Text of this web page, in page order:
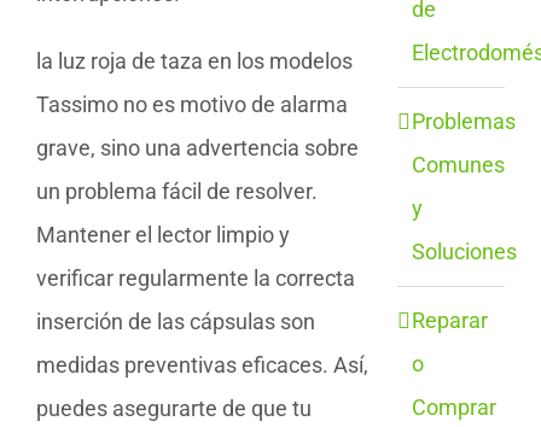
la luz roja de taza en los modelos
Tassimo no es motivo de alarma
grave, sino una advertencia sobre
un problema fácil de resolver.
Mantener el lector limpio y
verificar regularmente la correcta
inserción de las cápsulas son
medidas preventivas eficaces. Así,
puedes asegurarte de que tu
de
Problemas
Comunes
y
Soluciones
Reparar
o
Comprar